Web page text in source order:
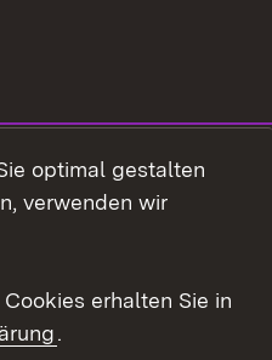
Datenschutz
optimal gestalten
verwenden wir
erhalten Sie in
.